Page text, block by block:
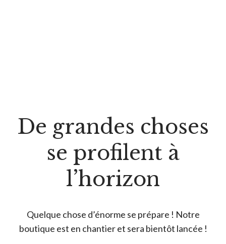
De grandes choses
se profilent à
l’horizon
Quelque chose d’énorme se prépare ! Notre
boutique est en chantier et sera bientôt lancée !